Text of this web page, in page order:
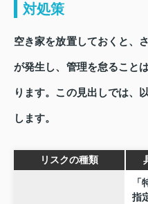
対処策
空き家を放置しておくと、
が発生し、管理を怠ること
ります。この見出しでは、
します。
リスクの種類
「
指